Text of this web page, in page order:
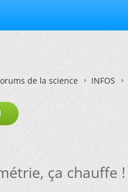
de la science INFOS
ça chauffe !